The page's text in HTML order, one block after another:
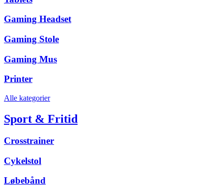
Gaming Headset
Gaming Stole
Gaming Mus
Printer
Alle kategorier
Sport & Fritid
Crosstrainer
Cykelstol
Løbebånd